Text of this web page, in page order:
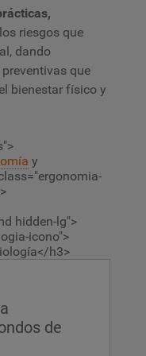
riesgos que
dando
que
bienestar físico y
y
hidden-lg">
icono">
h3>
de